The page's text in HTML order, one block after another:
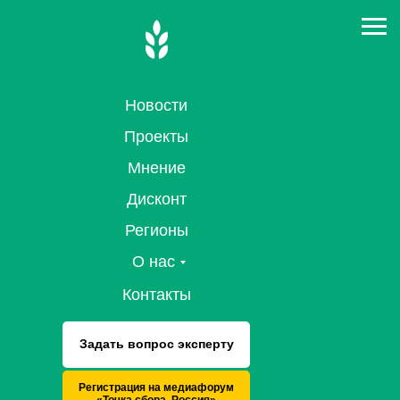
Новости
Проекты
Мнение
Дисконт
Регионы
О нас
Контакты
Задать вопрос эксперту
Регистрация на медиафорум